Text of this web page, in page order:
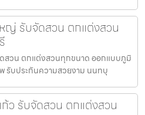
ญ่ รับจัดสวน ตกแต่งสวน
สวน ตกแต่งสวนทุกขนาด ออกแบบภูมิ
รับประกันความสวยงาม นนทบุ
ว รับจัดสวน ตกแต่งสวน